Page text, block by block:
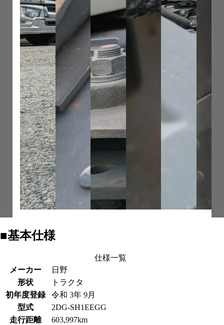
■基本仕様
仕様一覧
メーカー
日野
形状
トラクタ
初年度登録
令和 3年 9月
型式
2DG-SH1EEGG
走行距離
603,997km